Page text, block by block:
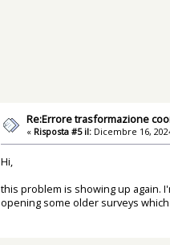
Re:Errore trasformazione
« Risposta #5 il: Dicembre 16,
Hi,
this problem is showing up again.
opening some older surveys